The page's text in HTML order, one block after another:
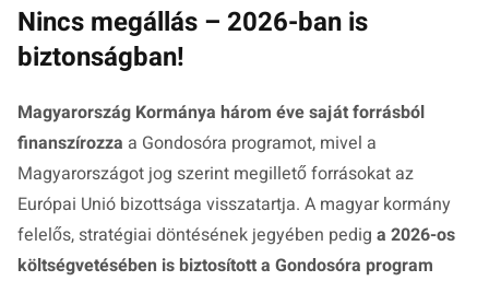
Nincs megállás – 2026-ban is
biztonságban!
Magyarország Kormánya három éve saját forrásból
finanszírozza a Gondosóra programot, mivel a
Magyarországot jog szerint megillető forrásokat az
Európai Unió bizottsága visszatartja. A magyar kormány
felelős, stratégiai döntésének jegyében pedig a 2026-os
költségvetésében is biztosított a Gondosóra program